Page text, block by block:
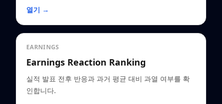
열기 →
EARNINGS
Earnings Reaction Ranking
실적 발표 전후 반응과 과거 평균 대비 과열 여부를 확
인합니다.